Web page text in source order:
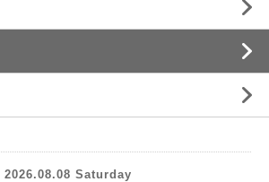
2026.08.08 Saturday